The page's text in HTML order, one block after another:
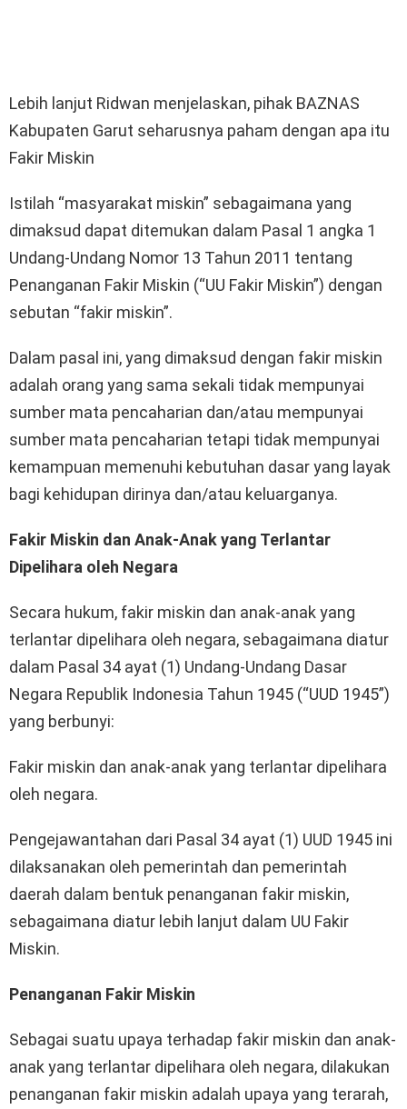
Lebih lanjut Ridwan menjelaskan, pihak BAZNAS
Kabupaten Garut seharusnya paham dengan apa itu
Fakir Miskin
Istilah “masyarakat miskin” sebagaimana yang
dimaksud dapat ditemukan dalam Pasal 1 angka 1
Undang-Undang Nomor 13 Tahun 2011 tentang
Penanganan Fakir Miskin (“UU Fakir Miskin”) dengan
sebutan “fakir miskin”.
Dalam pasal ini, yang dimaksud dengan fakir miskin
adalah orang yang sama sekali tidak mempunyai
sumber mata pencaharian dan/atau mempunyai
sumber mata pencaharian tetapi tidak mempunyai
kemampuan memenuhi kebutuhan dasar yang layak
bagi kehidupan dirinya dan/atau keluarganya.
Fakir Miskin dan Anak-Anak yang Terlantar
Dipelihara oleh Negara
Secara hukum, fakir miskin dan anak-anak yang
terlantar dipelihara oleh negara, sebagaimana diatur
dalam Pasal 34 ayat (1) Undang-Undang Dasar
Negara Republik Indonesia Tahun 1945 (“UUD 1945”)
yang berbunyi:
Fakir miskin dan anak-anak yang terlantar dipelihara
oleh negara.
Pengejawantahan dari Pasal 34 ayat (1) UUD 1945 ini
dilaksanakan oleh pemerintah dan pemerintah
daerah dalam bentuk penanganan fakir miskin,
sebagaimana diatur lebih lanjut dalam UU Fakir
Miskin.
Penanganan Fakir Miskin
Sebagai suatu upaya terhadap fakir miskin dan anak-
anak yang terlantar dipelihara oleh negara, dilakukan
penanganan fakir miskin adalah upaya yang terarah,